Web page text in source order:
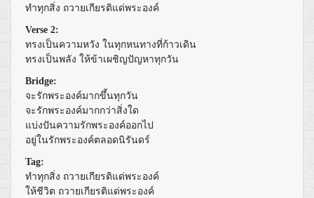
ทำทุกสิ่ง ถวายเกียรติแด่พระองค์
Verse 2:
ทรงเป็นความหวัง ในทุกหนทางที่ก้าวเดิน
ทรงเป็นพลัง ให้ข้าเผชิญปัญหาทุกวัน
Bridge:
จะรักพระองค์มากขึ้นทุกวัน
จะรักพระองค์มากกว่าสิ่งใด
แบ่งปันความรักพระองค์ออกไป
อยู่ในรักพระองค์ตลอดนิรันดร์
Tag:
ทำทุกสิ่ง ถวายเกียรติแด่พระองค์
ให้ชีวิต ถวายเกียรติแด่พระองค์